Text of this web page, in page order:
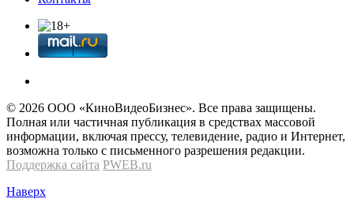
© 2026 OOО «КиноВидеоБизнес». Все права защищены.
Полная или частичная публикация в средствах массовой
информации, включая прессу, телевидение, радио и Интернет,
возможна только с письменного разрешения редакции.
Поддержка сайта PWEB.ru
Наверх